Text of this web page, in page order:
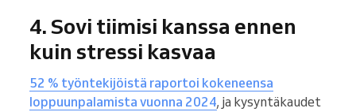
4. Sovi tiimisi kanssa ennen
kuin stressi kasvaa
52 % työntekijöistä raportoi kokeneensa
loppuunpalamista vuonna 2024, ja kysyntäkaudet